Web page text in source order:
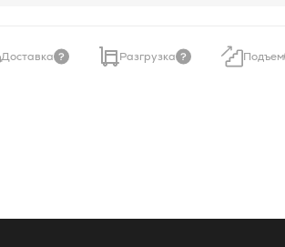
Доставка Разгрузка Подъем